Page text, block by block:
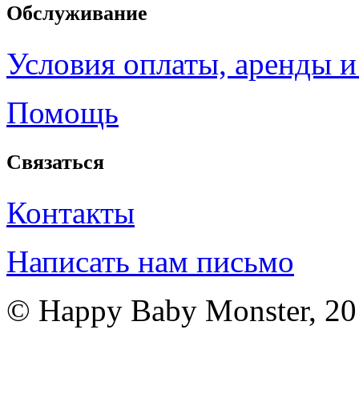
Обслуживание
Условия оплаты, аренды
Помощь
Связаться
Контакты
Написать нам письмо
© Happy Baby Monster,